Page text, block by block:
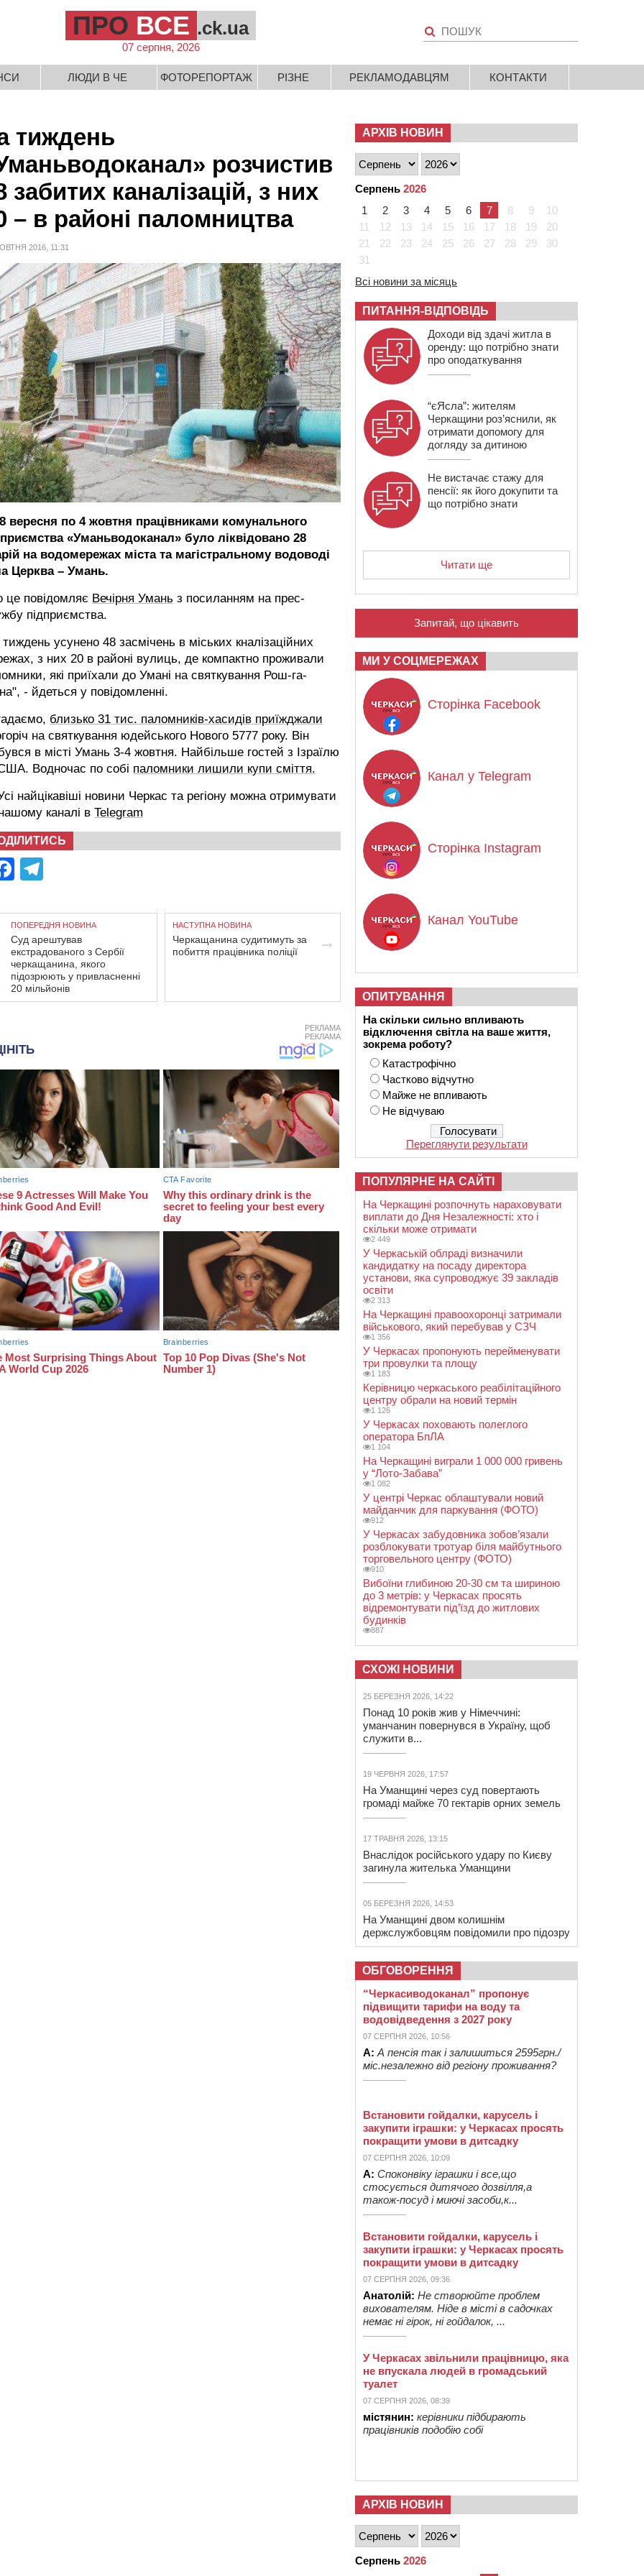
ПРО ВСЕ .ck.ua
07 серпня, 2026
ЛЮДИ В ЧЕ ФОТОРЕПОРТАЖ РІЗНЕ РЕКЛАМОДАВЦЯМ КОНТАКТИ
тиждень
розчистив
забитих каналізацій, з них
– в районі паломництва
2016, 11:31
вересня по 4 жовтня працівниками комунального
«Уманьводоканал» було ліквідовано 28
на водомережах міста та магістральному водоводі
Церква – Умань.
це повідомляє Вечірня Умань з посиланням на прес-
підприємства.
усунено 48 засмічень в міських кналізаційних
з них 20 в районі вулиць, де компактно проживали
які приїхали до Умані на святкування Рош-га-
- йдеться у повідомленні.
близько 31 тис. паломників-хасидів приїжджали
на святкування юдейського Нового 5777 року. Він
в місті Умань 3-4 жовтня. Найбільше гостей з Ізраїлю
Водночас по собі паломники лишили купи сміття.
найцікавіші новини Черкас та регіону можна отримувати
каналі в Telegram
Facebook
ПОПЕРЕДНЯ НОВИНА
Суд арештував
екстрадованого з Сербії
черкащанина, якого
підозрюють у привласненні
20 мільйонів
НАСТУПНА НОВИНА
Черкащанина судитимуть за
побиття працівника поліції
РЕКЛАМА
РЕКЛАМА
АРХІВ НОВИН
Серпень 2026
1
2 3 4 5 6 7 8 9
10
11
12 13 14 15 16 17 18 19
20
21
22 23 24 25 26 27 28 29
30
31
Всі новини за місяць
ПИТАННЯ-ВІДПОВІДЬ
Доходи від здачі житла в
оренду: що потрібно знати
про оподаткування
“єЯсла”: жителям
Черкащини роз’яснили, як
отримати допомогу для
догляду за дитиною
Не вистачає стажу для
пенсії: як його докупити та
що потрібно знати
Читати ще
Запитай, що цікавить
МИ У СОЦМЕРЕЖАХ
Сторінка Facebook
Канал у Telegram
Сторінка Instagram
Канал YouTube
ОПИТУВАННЯ
На скільки сильно впливають
відключення світла на ваше життя,
зокрема роботу?
Катастрофічно
Частково відчутно
Майже не впливають
Не відчуваю
Переглянути результати
ПОПУЛЯРНЕ НА САЙТІ
На Черкащині розпочнуть нараховувати
виплати до Дня Незалежності: хто і
скільки може отримати
2 449
У Черкаській облраді визначили
кандидатку на посаду директора
установи, яка супроводжує 39 закладів
освіти
2 313
На Черкащині правоохоронці затримали
військового, який перебував у СЗЧ
1 356
У Черкасах пропонують перейменувати
три провулки та площу
1 183
Керівницю черкаського реабілітаційного
центру обрали на новий термін
1 126
У Черкасах поховають полеглого
оператора БпЛА
1 104
На Черкащині виграли 1 000 000 гривень
у “Лото-Забава”
1 082
У центрі Черкас облаштували новий
майданчик для паркування (ФОТО)
912
У Черкасах забудовника зобов’язали
розблокувати тротуар біля майбутнього
торговельного центру (ФОТО)
910
Вибоїни глибиною 20-30 см та шириною
до 3 метрів: у Черкасах просять
відремонтувати під’їзд до житлових
будинків
887
СХОЖІ НОВИНИ
25 БЕРЕЗНЯ 2026, 14:22
Понад 10 років жив у Німеччині:
уманчанин повернувся в Україну, щоб
служити в...
19 ЧЕРВНЯ 2026, 17:57
На Уманщині через суд повертають
громаді майже 70 гектарів орних земель
17 ТРАВНЯ 2026, 13:15
Внаслідок російського удару по Києву
загинула жителька Уманщини
05 БЕРЕЗНЯ 2026, 14:53
На Уманщині двом колишнім
держслужбовцям повідомили про підозру
ОБГОВОРЕННЯ
“Черкасиводоканал” пропонує
підвищити тарифи на воду та
водовідведення з 2027 року
07 СЕРПНЯ 2026, 10:56
А: А пенсія так і залишиться 2595грн./
міс.незалежно від регіону проживання?
Встановити гойдалки, карусель і
закупити іграшки: у Черкасах просять
покращити умови в дитсадку
07 СЕРПНЯ 2026, 10:09
А: Споконвіку іграшки і все,що
стосується дитячого дозвілля,а
також-посуд і миючі засоби,к...
Встановити гойдалки, карусель і
закупити іграшки: у Черкасах просять
покращити умови в дитсадку
07 СЕРПНЯ 2026, 09:36
Анатолій: Не створюйте проблем
вихователям. Ніде в місті в садочках
немає ні гірок, ні гойдалок, ...
У Черкасах звільнили працівницю, яка
не впускала людей в громадський
туалет
07 СЕРПНЯ 2026, 08:39
містянин: керівники підбирають
працівників подобію собі
АРХІВ НОВИН
Серпень 2026